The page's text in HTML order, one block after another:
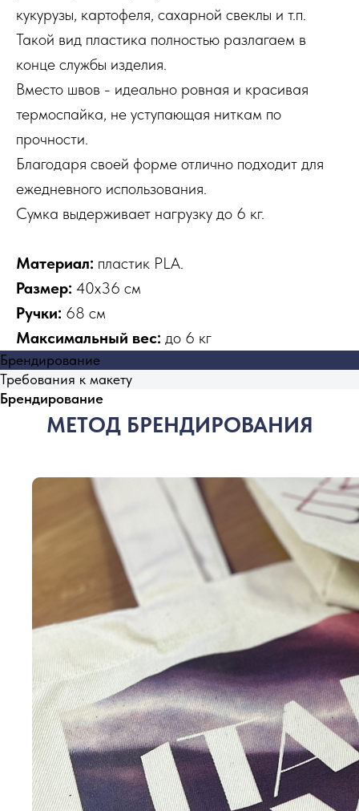
кукурузы, картофеля, сахарной свеклы и т.п.
Такой вид пластика полностью разлагаем в
конце службы изделия.
Вместо швов - идеально ровная и красивая
термоспайка, не уступающая ниткам по
прочности.
Благодаря своей форме отлично подходит для
ежедневного использования.
Сумка выдерживает нагрузку до 6 кг.
Материал: пластик PLA.
Размер: 40х36 см
Ручки: 68 см
Максимальный вес: до 6 кг
Брендирование
Требования к макету
Брендирование
МЕТОД БРЕНДИРОВАНИЯ